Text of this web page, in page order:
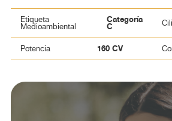
complicaciones. No dejes pasar
ven a conocerlo. ¡Te esperamos!
Etiqueta
Medioambiental
Categoría
C
Potencia 160 CV